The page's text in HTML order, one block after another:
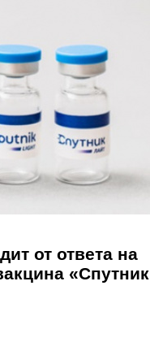
от ответа на
«Спутник